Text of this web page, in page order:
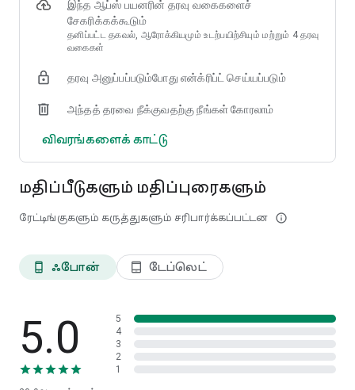
சுகாதாரத் தகவல் ரகசியமாக நடத்தப்படுகிறது மற்றும் பாதுகாப்பான
டிஜிட்டல் சூழலில், பயன்பாட்டிற்கான தனிப்பட்ட அணுகலுடன்
பாதுகாக்கப்படுகிறது.
செயலி மூலம் வழங்கப்படும் அலகுகள்
ஸ்டார் மற்றும் ரெடி டி'ஓர் அலகுகளின் நோயாளிகளுக்கு ரெடி டி'ஓர்
செயலி கிடைக்கிறது.
இந்த ஆப்ஸ் பயனரின் தரவு வகைகளைச்
சேகரிக்கக்கூடும்
தனிப்பட்ட தகவல், ஆரோக்கியமும் உடற்பயிற்சியும் மற்றும் 4 தரவு
வகைகள்
தரவு அனுப்பப்படும்போது என்க்ரிப்ட் செய்யப்படும்
அந்தத் தரவை நீக்குவதற்கு நீங்கள் கோரலாம்
விவரங்களைக் காட்டு
மதிப்பீடுகளும் மதிப்புரைகளும்
ரேட்டிங்குகளும் கருத்துகளும் சரிபார்க்கப்பட்டன info_outline
phone_android ஃபோன் tablet_android டேப்லெட்
5.0
5
4
3
2
1